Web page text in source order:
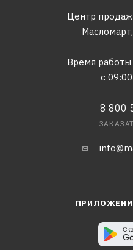
Центр
Масломарт,
Время
с
8 800